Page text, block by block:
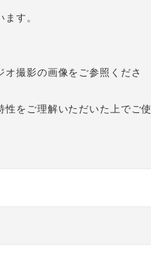
す。
オ撮影の画像をご参照くださ
性をご理解いただいた上でご使